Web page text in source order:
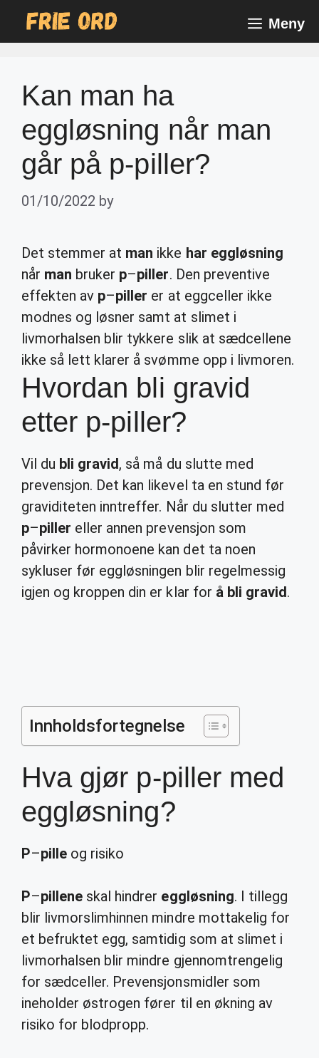
Meny
Kan man ha
eggløsning når man
går på p-piller?
01/10/2022 by
Det stemmer at man ikke har eggløsning
når man bruker p–piller. Den preventive
effekten av p–piller er at eggceller ikke
modnes og løsner samt at slimet i
livmorhalsen blir tykkere slik at sædcellene
ikke så lett klarer å svømme opp i livmoren.
Hvordan bli gravid
etter p-piller?
Vil du bli gravid, så må du slutte med
prevensjon. Det kan likevel ta en stund før
graviditeten inntreffer. Når du slutter med
p–piller eller annen prevensjon som
påvirker hormonoene kan det ta noen
sykluser før eggløsningen blir regelmessig
igjen og kroppen din er klar for å bli gravid.
Innholdsfortegnelse
Hva gjør p-piller med
eggløsning?
P–pille og risiko
P–pillene skal hindrer eggløsning. I tillegg
blir livmorslimhinnen mindre mottakelig for
et befruktet egg, samtidig som at slimet i
livmorhalsen blir mindre gjennomtrengelig
for sædceller. Prevensjonsmidler som
ineholder østrogen fører til en økning av
risiko for blodpropp.